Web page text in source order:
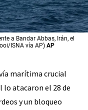
a Bandar Abbas, Irán, el
ISNA vía AP) AP
marítima crucial
lo atacaron el 28 de
y un bloqueo